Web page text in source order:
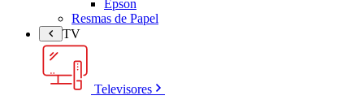
Epson
Resmas de Papel
TV
Televisores